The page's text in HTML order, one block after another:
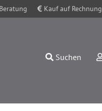
Kauf auf Rechnung
Suchen